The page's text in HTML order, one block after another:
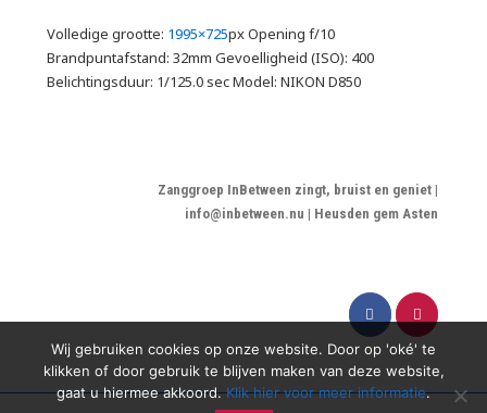
Volledige grootte: 1995×725pxOpening f/10
Brandpuntafstand: 32mm Gevoelligheid (ISO): 400
Belichtingsduur: 1/125.0 secModel: NIKON D850
Zanggroep InBetween zingt, bruist en geniet |
info@inbetween.nu | Heusden gem Asten
Wij gebruiken cookies op onze website. Door op 'oké' te
klikken of door gebruik te blijven maken van deze website,
gaat u hiermee akkoord.Klik hier voor meer informatie.